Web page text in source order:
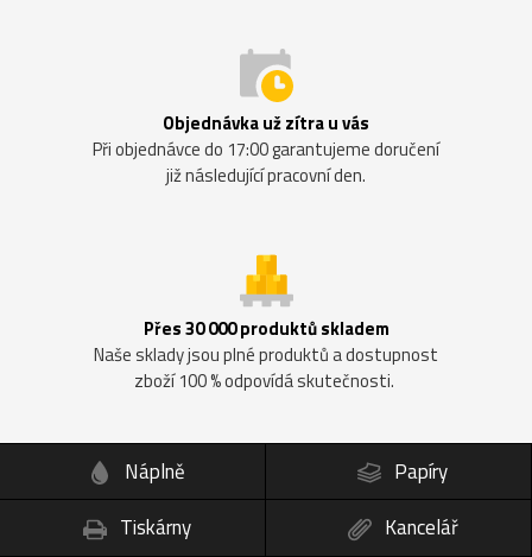
Objednávka už zítra u vás
Při objednávce do 17:00 garantujeme doručení
již následující pracovní den.
Přes 30 000 produktů skladem
Naše sklady jsou plné produktů a dostupnost
zboží 100 % odpovídá skutečnosti.
Náplně
Papíry
Tiskárny
Kancelář